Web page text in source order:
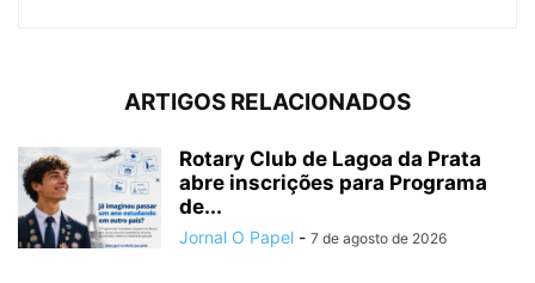
ARTIGOS RELACIONADOS
Rotary Club de Lagoa da Prata
abre inscrições para Programa
de...
Jornal O Papel - 7 de agosto de 2026